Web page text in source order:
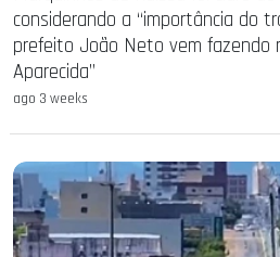
considerando a “importância do
prefeito João Neto vem fazendo
Aparecida”
ago 3 weeks